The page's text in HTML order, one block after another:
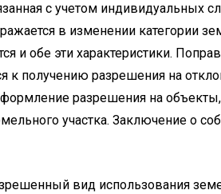
с учетом индивидуальных
в изменении категории
и обе эти характеристики.
к получению разрешения на
разрешения на
участка. Заключение о
вид использования